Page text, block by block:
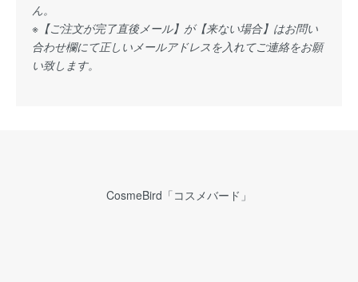
ん。
※【ご注文が完了直後メール】が【来ない場合】はお問い
合わせ欄にて正しいメールアドレスを入れてご連絡をお願
い致します。
CosmeBird「コスメバード」